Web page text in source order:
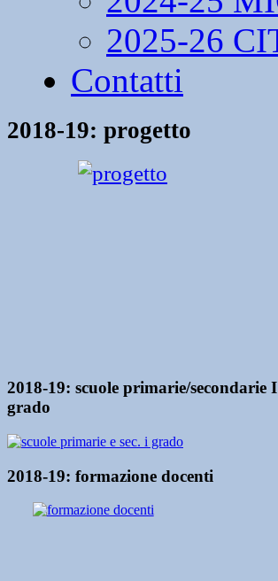
2025-26
Contatti
2018-19: progetto
2018-19: scuole primarie/secondarie I
grado
2018-19: formazione docenti